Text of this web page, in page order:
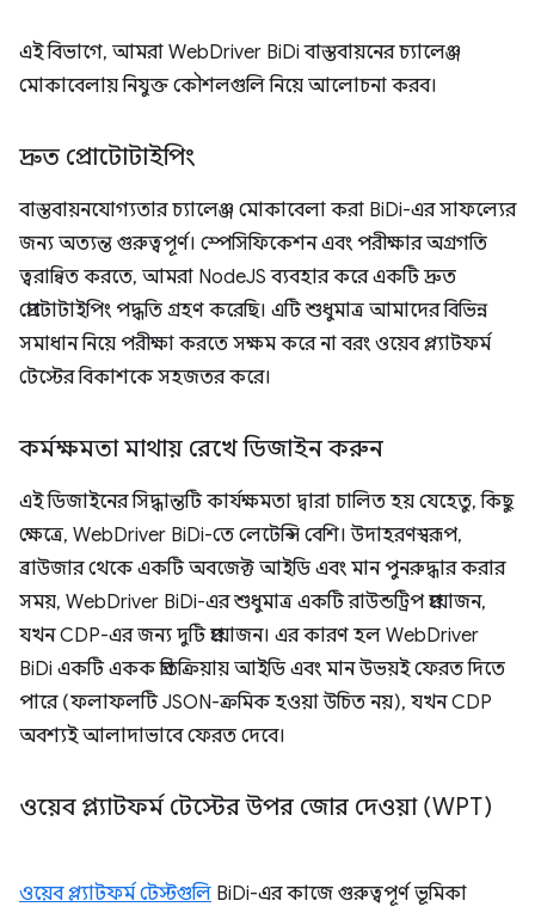
এই বিভাগে, আমরা WebDriver BiDi বাস্তবায়নের চ্যালেঞ্জ
মোকাবেলায় নিযুক্ত কৌশলগুলি নিয়ে আলোচনা করব।
দ্রুত প্রোটোটাইপিং
বাস্তবায়নযোগ্যতার চ্যালেঞ্জ মোকাবেলা করা BiDi-এর সাফল্যের
জন্য অত্যন্ত গুরুত্বপূর্ণ। স্পেসিফিকেশন এবং পরীক্ষার অগ্রগতি
ত্বরান্বিত করতে, আমরা NodeJS ব্যবহার করে একটি দ্রুত
প্রোটোটাইপিং পদ্ধতি গ্রহণ করেছি। এটি শুধুমাত্র আমাদের বিভিন্ন
সমাধান নিয়ে পরীক্ষা করতে সক্ষম করে না বরং ওয়েব প্ল্যাটফর্ম
টেস্টের বিকাশকে সহজতর করে।
কর্মক্ষমতা মাথায় রেখে ডিজাইন করুন
এই ডিজাইনের সিদ্ধান্তটি কার্যক্ষমতা দ্বারা চালিত হয় যেহেতু, কিছু
ক্ষেত্রে, WebDriver BiDi-তে লেটেন্সি বেশি। উদাহরণস্বরূপ,
ব্রাউজার থেকে একটি অবজেক্ট আইডি এবং মান পুনরুদ্ধার করার
সময়, WebDriver BiDi-এর শুধুমাত্র একটি রাউন্ডট্রিপ প্রয়োজন,
যখন CDP-এর জন্য দুটি প্রয়োজন। এর কারণ হল WebDriver
BiDi একটি একক প্রতিক্রিয়ায় আইডি এবং মান উভয়ই ফেরত দিতে
পারে (ফলাফলটি JSON-ক্রমিক হওয়া উচিত নয়), যখন CDP
অবশ্যই আলাদাভাবে ফেরত দেবে।
ওয়েব প্ল্যাটফর্ম টেস্টের উপর জোর দেওয়া (WPT)
ওয়েব প্ল্যাটফর্ম টেস্টগুলি BiDi-এর কাজে গুরুত্বপূর্ণ ভূমিকা